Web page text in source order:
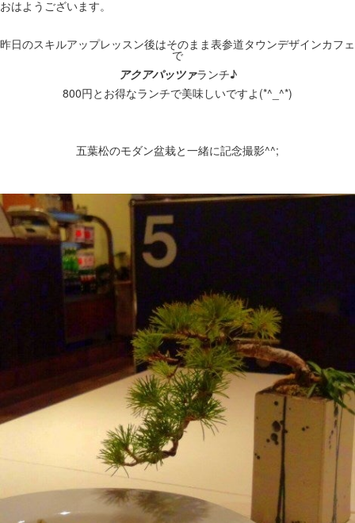
おはようございます。
昨日のスキルアップレッスン後はそのまま表参道タウンデザインカフェ
で
アクアパッツァランチ♪
800円とお得なランチで美味しいですよ(*^_^*)
五葉松のモダン盆栽と一緒に記念撮影^^;